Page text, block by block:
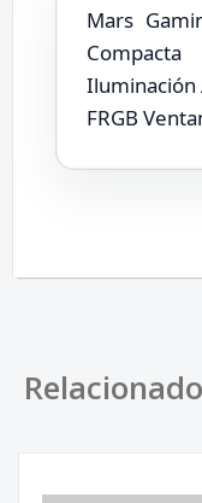
Mars
Iluminación
FRGB